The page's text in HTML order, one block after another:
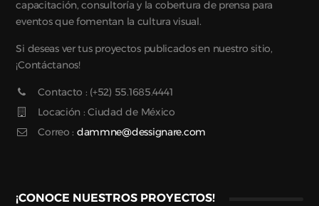
capacitación, consultoría y la cobertura de prensa para
eventos que fomentan la cultura visual.
Si deseas ver tus proyectos publicados en nuestro sitio,
¡Contáctanos!
Contacto : (+52) 55.1685.4441
Locación : Ciudad de México
Correo : dammne@dessignare.com
¡CONOCE NUESTROS PROYECTOS!